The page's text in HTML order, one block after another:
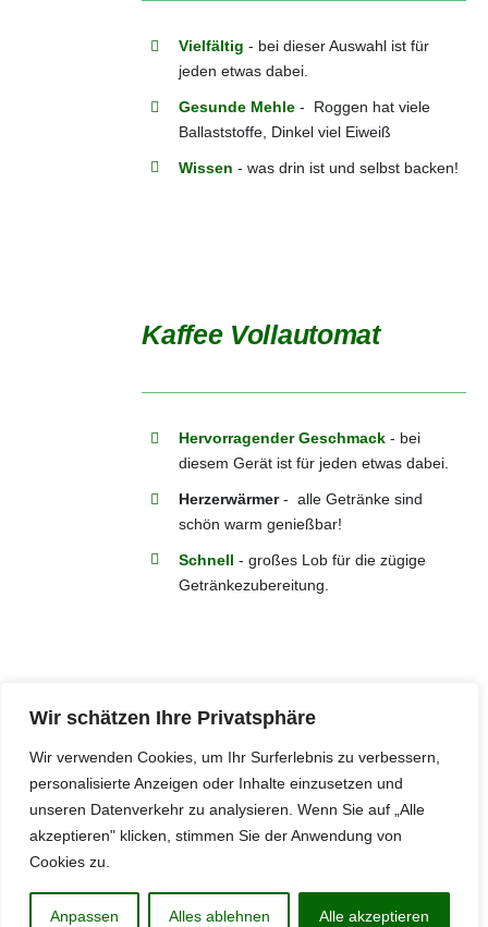
Wir schätzen Ihre Privatsphäre
Wir verwenden Cookies, um Ihr Surferlebnis zu verbessern,
personalisierte Anzeigen oder Inhalte einzusetzen und
unseren Datenverkehr zu analysieren. Wenn Sie auf „Alle
akzeptieren" klicken, stimmen Sie der Anwendung von
Cookies zu.
Anpassen Alles ablehnen Alle akzeptieren
Vielfältig - bei dieser Auswahl ist für
jeden etwas dabei.
Gesunde Mehle - Roggen hat viele
Ballaststoffe, Dinkel viel Eiweiß
Wissen - was drin ist und selbst backen!
Kaffee Vollautomat
Hervorragender Geschmack- bei
diesem Gerät ist für jeden etwas dabei.
Herzerwärmer- alle Getränke sind
schön warm genießbar!
Schnell - großes Lob für die zügige
Getränkezubereitung.
Datenschutzerklärung Impressum